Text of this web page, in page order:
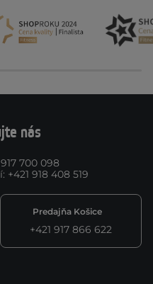
nás
917 700 098
: +421 918 408 519
Predajňa Košice
+421 917 866 622